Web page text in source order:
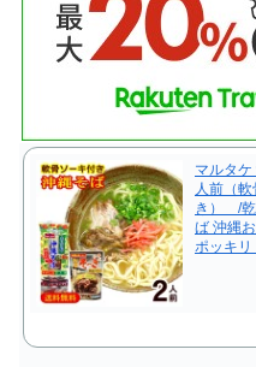
マルタケ
人前（
き） /乾
ば 沖縄
ポッキリ